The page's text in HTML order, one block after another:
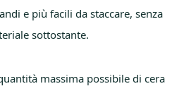
e più facili da staccare, senza
sottostante.
massima possibile di cera